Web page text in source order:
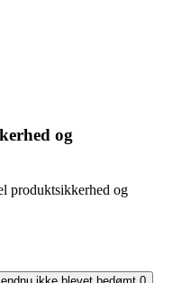
og
produktsikkerhed og